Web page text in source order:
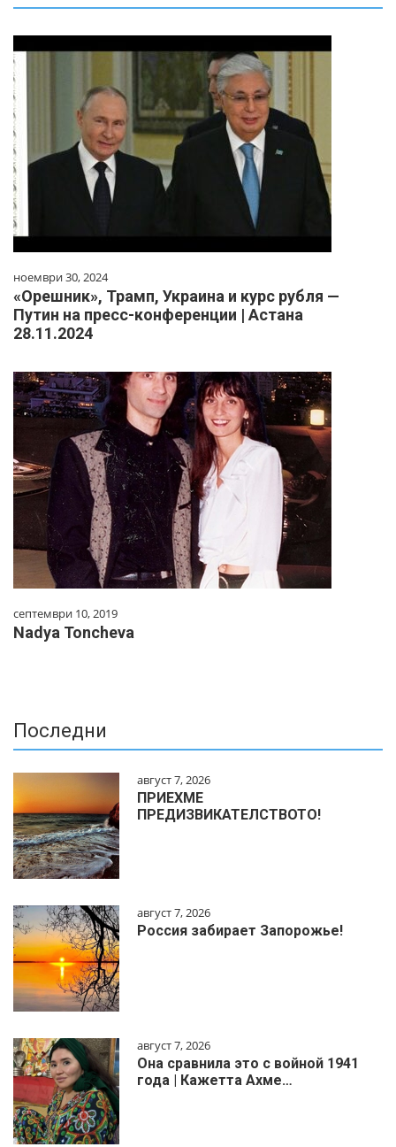
ноември 30, 2024
«Орешник», Трамп, Украина и курс рубля —
Путин на пресс-конференции | Астана
28.11.2024
септември 10, 2019
Nadya Toncheva
Последни
август 7, 2026
ПРИЕХМЕ
ПРЕДИЗВИКАТЕЛСТВОТО!
август 7, 2026
Россия забирает Запорожье!
август 7, 2026
Она сравнила это с войной 1941
года | Кажетта Ахме…